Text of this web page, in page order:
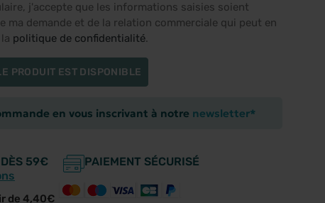
j'accepte que les informations saisies soient
ma demande et de la relation commerciale qui peut en
politique de confidentialité.
PRODUIT EST DISPONIBLE
en vous inscrivant à notre newsletter*
59€
de 4,40€
PAIEMENT SÉCURISÉ